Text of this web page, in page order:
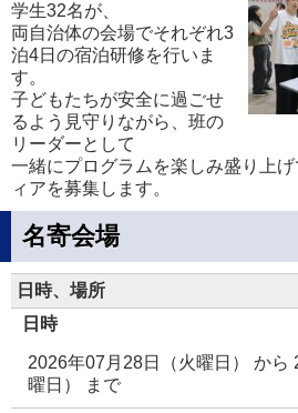
学生32名が、
両自治体の会場でそれぞれ3
泊4日の宿泊研修を行いま
す。
子どもたちが安全に過ごせ
るよう見守りながら、班の
リーダーとして
一緒にプログラムを楽しみ盛り上
ィアを募集します。
名寄会場
日時、場所
日時
2026年07月28日（火曜日） から
曜日）
まで